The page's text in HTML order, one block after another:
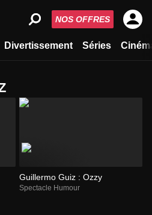
Divertissement Séries
NOS OFFRES
Guillermo Guiz : Ozzy
Spectacle Humour